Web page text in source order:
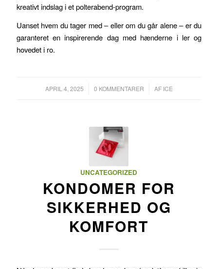
kreativt indslag i et polterabend-program.
Uanset hvem du tager med – eller om du går alene – er du
garanteret en inspirerende dag med hænderne i ler og
hovedet i ro.
APRIL 4, 2025
/ 0 KOMMENTARER
/ AF ICE
UNCATEGORIZED
KONDOMER FOR
SIKKERHED OG
KOMFORT